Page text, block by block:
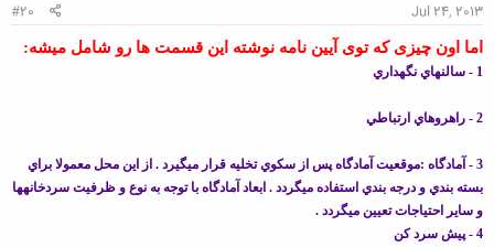
Jul 24, 2013
#20
اما اون چیزی که توی آیین نامه نوشته این قسمت ها رو شامل میشه:
1 - سالنهاي نگهداري
2 - راهروهاي ارتباطي
3 - آمادگاه :موقعيت آمادگاه پس از سكوي تخليه قرار مي‏گيرد . از اين محل معمولا براي
بسته بندي و درجه بندي استفاده مي‏گردد . ابعاد آمادگاه با توجه به نوع و ظرفيت سردخانه‏ها
و ساير احتياجات تعيين مي‏گردد .
4 - پيش سرد كن